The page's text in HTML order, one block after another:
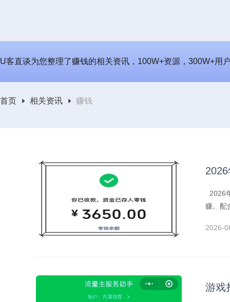
U客直谈为您整理了赚钱的相关资讯，100W+资源，300W+用
首页 相关资讯 赚钱
2026
赚。配
2026-
游戏